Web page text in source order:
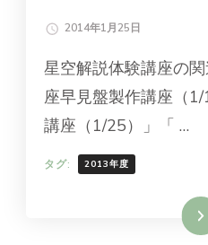
2014年1月25日
星空解説体験講座の
座早見盤製作講座（
講座（1/25）」「 …
タグ: 2013年度
続きを読む